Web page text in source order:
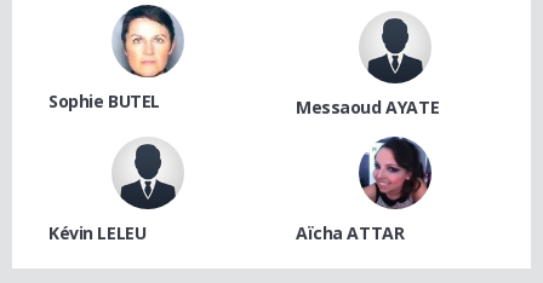
Sophie BUTEL Messaoud AYATE
Kévin LELEU Aïcha ATTAR